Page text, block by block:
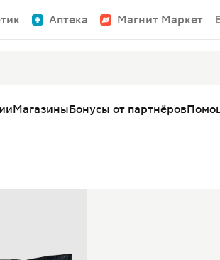
Аптека Магнит Маркет
МагазиныБонусы от партнёров